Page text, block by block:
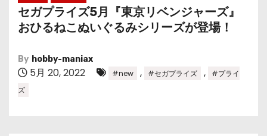
セガプライズ5月『東京リベンジャーズ』
おひるねこぬいぐるみシリーズが登場！
By hobby-maniax
5月 20, 2022 #new , #セガプライズ ,
#プライ
ズ